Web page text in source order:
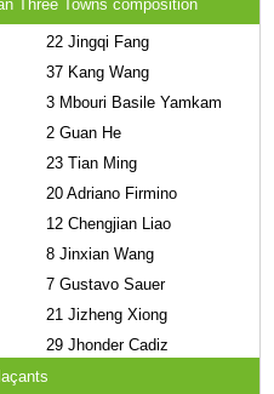
Three Towns composition
22 Jingqi Fang
37 Kang Wang
3 Mbouri Basile Yamkam
2 Guan He
23 Tian Ming
20 Adriano Firmino
12 Chengjian Liao
8 Jinxian Wang
7 Gustavo Sauer
21 Jizheng Xiong
29 Jhonder Cadiz